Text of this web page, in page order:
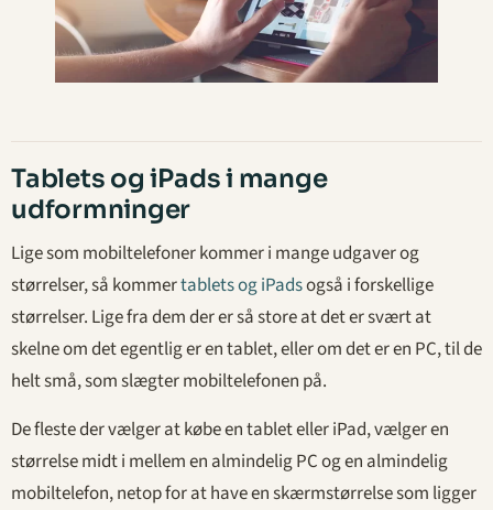
Tablets og iPads i mange
udformninger
Lige som mobiltelefoner kommer i mange udgaver og
størrelser, så kommertablets og iPadsogså i forskellige
størrelser. Lige fra dem der er så store at det er svært at
skelne om det egentlig er en tablet, eller om det er en PC, til de
helt små, som slægter mobiltelefonen på.
De fleste der vælger at købe en tablet eller iPad, vælger en
størrelse midt i mellem en almindelig PC og en almindelig
mobiltelefon, netop for at have en skærmstørrelse som ligger